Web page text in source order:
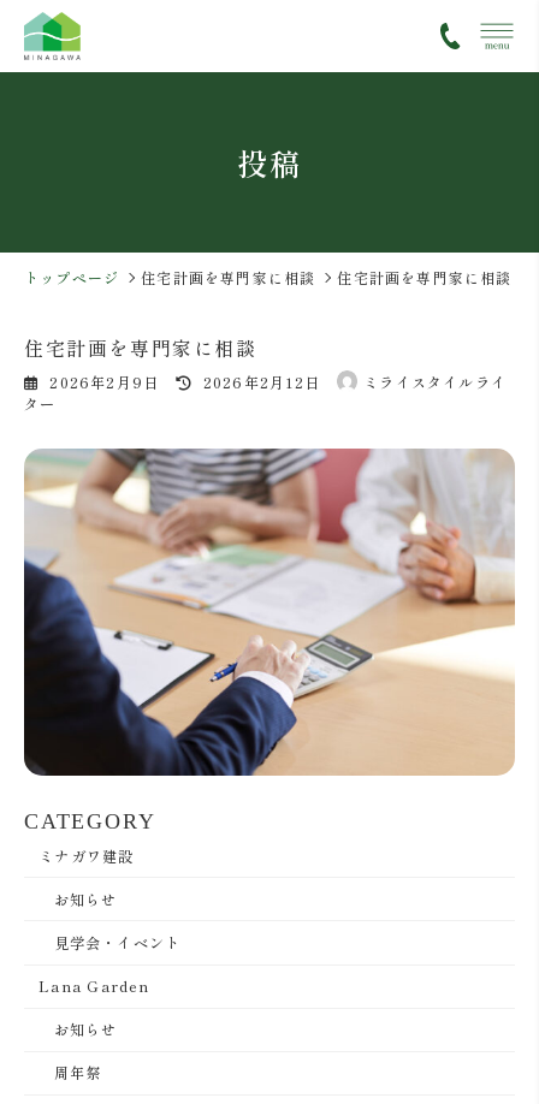
テ
ゲ
投稿
トップページ 住宅計画を専門家に相談 住宅計画を専門家に相談
住宅計画を専門家に相談
2026年2月9日
最
日
時
:
2026年2月12日
ミライスタイルライ
ター
CATEGORY
ミナガワ建設
お知らせ
見学会・イベント
Lana Garden
お知らせ
周年祭